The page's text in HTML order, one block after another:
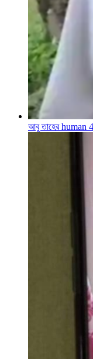
আবু তাহের human